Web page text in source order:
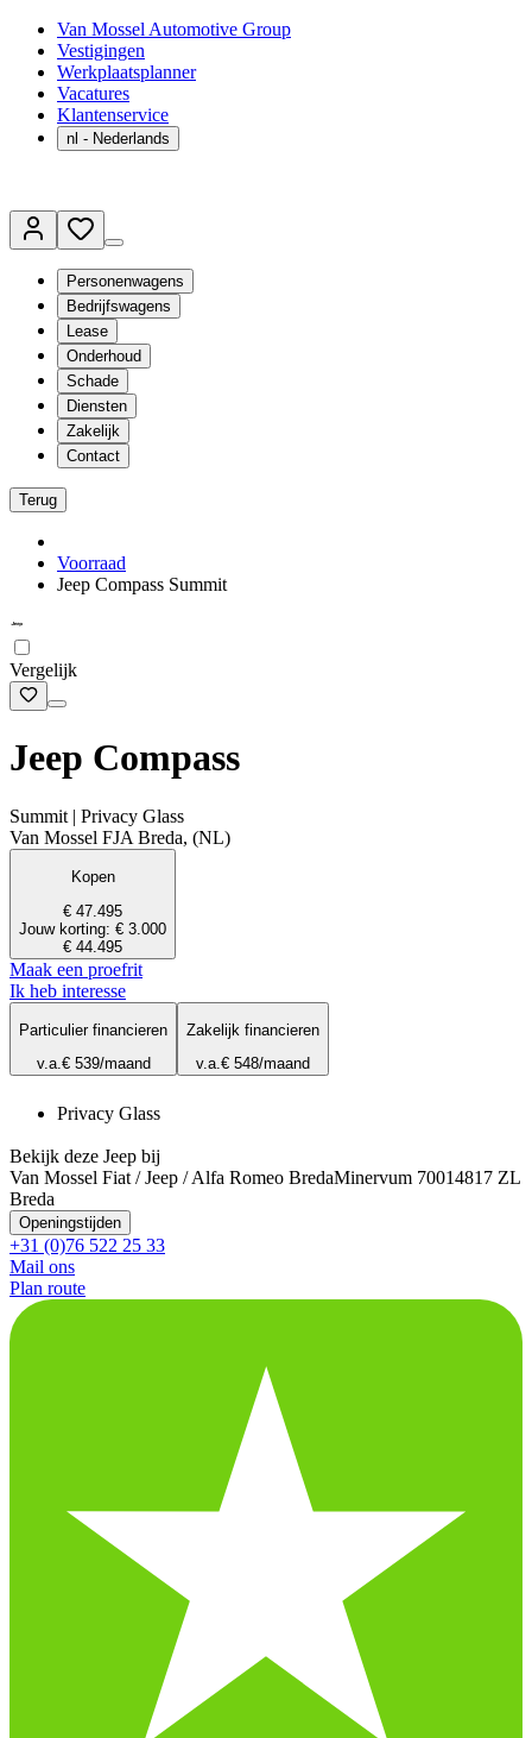
Van Mossel Automotive Group
Vestigingen
Werkplaatsplanner
Vacatures
Klantenservice
nl - Nederlands
Personenwagens
Bedrijfswagens
Lease
Onderhoud
Schade
Diensten
Zakelijk
Contact
Terug
Voorraad
Jeep Compass Summit
Vergelijk
Jeep Compass
Summit | Privacy Glass
Van Mossel FJA Breda, (NL)
Kopen
€ 47.495
Jouw korting: € 3.000
€ 44.495
Maak een proefrit
Ik heb interesse
Particulier financieren
v.a.€ 539/maand
Zakelijk financieren
v.a.€ 548/maand
Privacy Glass
Bekijk deze Jeep bij
Van Mossel Fiat / Jeep / Alfa Romeo BredaMinervum 70014817 ZL
Breda
Openingstijden
+31 (0)76 522 25 33
Mail ons
Plan route